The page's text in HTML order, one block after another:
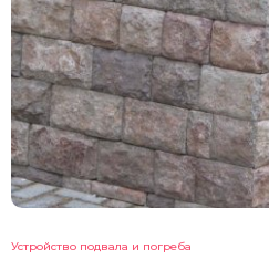
Устройство подвала и погреба